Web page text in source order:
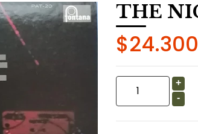
THE
$24.300
+
-